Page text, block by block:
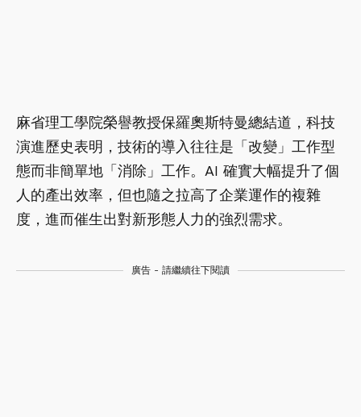
麻省理工學院榮譽教授保羅奧斯特曼總結道，科技
演進歷史表明，技術的導入往往是「改變」工作型
態而非簡單地「消除」工作。AI 確實大幅提升了個
人的產出效率，但也隨之拉高了企業運作的複雜
度，進而催生出對新形態人力的強烈需求。
廣告 - 請繼續往下閱讀